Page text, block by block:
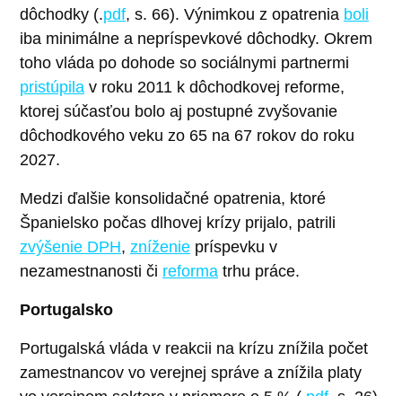
dôchodky (.pdf, s. 66). Výnimkou z opatrenia boli
iba minimálne a nepríspevkové dôchodky. Okrem
toho vláda po dohode so sociálnymi partnermi
pristúpila v roku 2011 k dôchodkovej reforme,
ktorej súčasťou bolo aj postupné zvyšovanie
dôchodkového veku zo 65 na 67 rokov do roku
2027.
Medzi ďalšie konsolidačné opatrenia, ktoré
Španielsko počas dlhovej krízy prijalo, patrili
zvýšenie DPH, zníženie príspevku v
nezamestnanosti či reforma trhu práce.
Portugalsko
Portugalská vláda v reakcii na krízu znížila počet
zamestnancov vo verejnej správe a znížila platy